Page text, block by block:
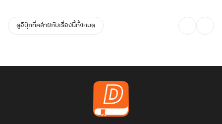
ดูอีบุ๊กที่คล้ายกับเรื่องนี้ทั้งหมด